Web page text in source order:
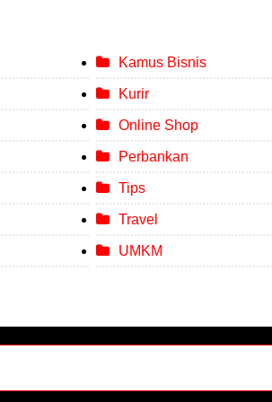
Kamus Bisnis
Kurir
Online Shop
Perbankan
Tips
Travel
UMKM